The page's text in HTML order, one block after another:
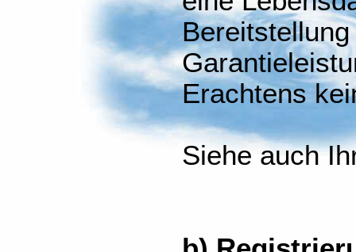
Erachtens
Siehe auch